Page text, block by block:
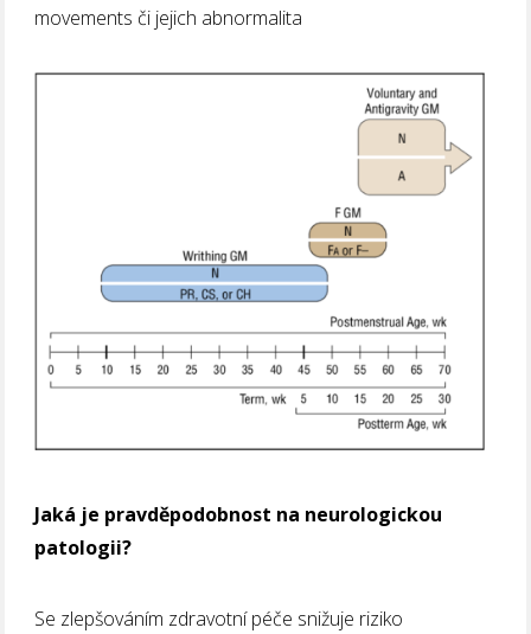
movements či jejich abnormalita
Jaká je pravděpodobnost na neurologickou
patologii?
Se zlepšováním zdravotní péče snižuje riziko